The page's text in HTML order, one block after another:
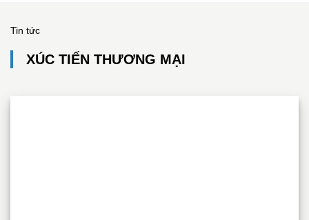
Tin tức
XÚC TIẾN THƯƠNG MẠI